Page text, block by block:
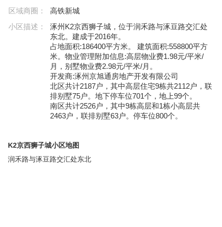
区域商圈：
高铁新城
小区描述：
涿州K2京西狮子城，位于润禾路与涿豆路交汇处
东北。建成于2016年。
占地面积:186400平方米。 建筑面积:558800平方
米。物业管理附加信息:高层物业费1.98元/平米/
月，别墅物业费2.98元/平米/月。
开发商:涿州京旭通房地产开发有限公司
北区共计2187户，其中高层住宅9栋共2112户，联
排别墅75户。地下停车位701个，地上99个。
南区共计2526户，其中9栋高层和1栋小高层共
2463户，联排别墅63户。停车位800个。
K2京西狮子城小区地图
润禾路与涿豆路交汇处东北